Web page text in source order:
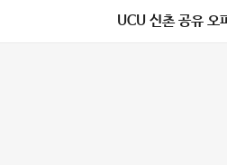
UCU 신촌 공유 오